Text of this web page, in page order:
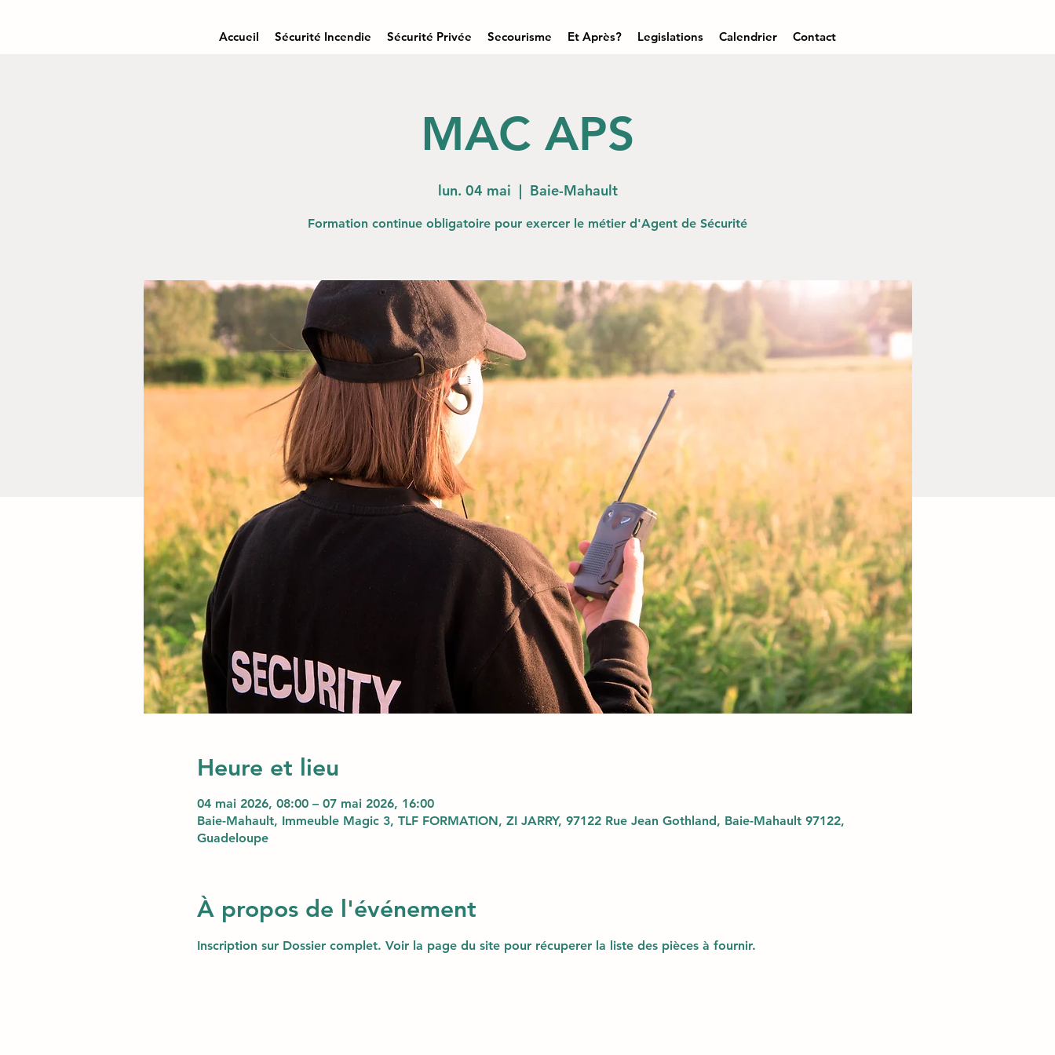
Accueil Sécurité Incendie Sécurité Privée Secourisme Et Après? Legislations Calendrier Contact
MAC APS
lun. 04 mai
  |
Baie-Mahault
Formation continue obligatoire pour exercer le métier d'Agent de Sécurité
Heure et lieu
04 mai 2026, 08:00 – 07 mai 2026, 16:00
Baie-Mahault, Immeuble Magic 3, TLF FORMATION, ZI JARRY, 97122 Rue Jean Gothland, Baie-Mahault 97122,
Guadeloupe
À propos de l'événement
Inscription sur Dossier complet. Voir la page du site pour récuperer la liste des pièces à fournir.